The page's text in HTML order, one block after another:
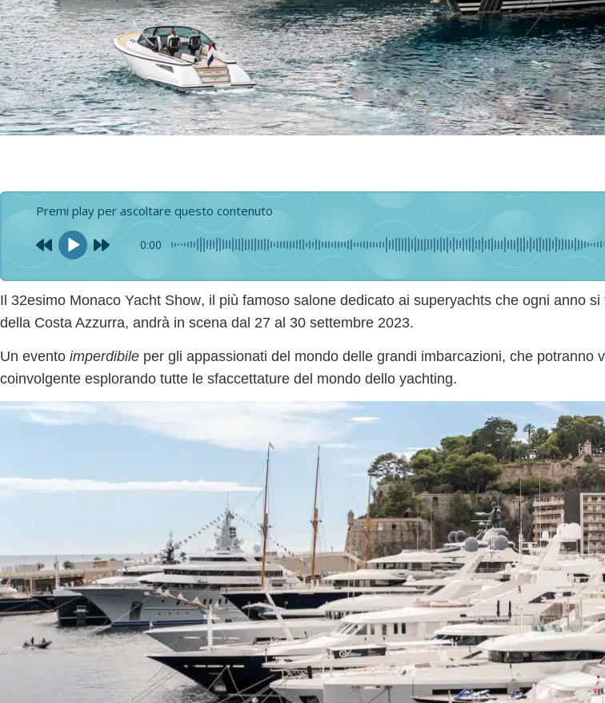
Premi play per ascoltare questo contenuto
0:00
Il 32esimo Monaco Yacht Show, il più famoso salone dedicato ai superyachts che ogni anno
della Costa Azzurra, andrà in scena dal 27 al 30 settembre 2023.
Un evento imperdibile per gli appassionati del mondo delle grandi imbarcazioni, che potranno
coinvolgente esplorando tutte le sfaccettature del mondo dello yachting.